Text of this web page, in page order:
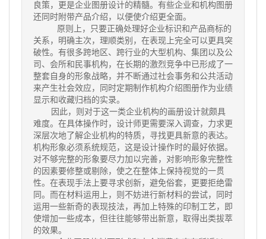
良策，更是企业图册设计的精髓。有些企业和机构图册
还同时附带产品介绍，以便使介绍更全面。
原则上，只要正确处理好企业标识和产品商标的
关系，明确主次，理顺类别，在表现上完全可以更具突
破性。有很多跨地区、跨行业的大型机构、集团以及公
司、会所和民事机构，在长期的激烈竞争中已形成了一
整套自身的形象战略，并不断通过社会事务和公共活动
来产生社会效应，同时定期制作机构介绍图册作为业绩
显示和收藏归档的实录。
因此，则对于这一类企业机构的画册设计就颇具
难度。在具体操作时，设计师更需要深入调查，力求更
深层次地了解企业机构的特质，寻找更具新意的表达。
机构形象必须系统规范，这是设计操作时的最好依据。
对不够完整的形象要尽力加以完善，对影响形象完整性
的因素要修整或剔除，使之在整体上保持视觉的一贯
性。在表现手法上要寻求创新，避免俗套，更要拒绝雷
同。而在材料运用上，则不妨进行新材料的尝试，同时
运用一些新奇的表现技法，再加上特殊的印制工艺，即
使增加一些成本，但往往能够带出新意，取得出类拔萃
的效果。